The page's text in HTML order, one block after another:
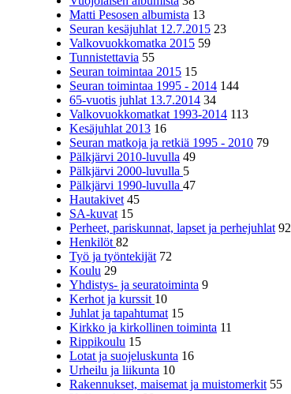
Matti Pesosen albumista 13
Seuran kesäjuhlat 12.7.2015 23
Valkovuokkomatka 2015 59
Tunnistettavia 55
Seuran toimintaa 2015 15
Seuran toimintaa 1995 - 2014 144
65-vuotis juhlat 13.7.2014 34
Valkovuokkomatkat 1993-2014 113
Kesäjuhlat 2013 16
Seuran matkoja ja retkiä 1995 - 2010 79
Pälkjärvi 2010-luvulla 49
Pälkjärvi 2000-luvulla 5
Pälkjärvi 1990-luvulla 47
Hautakivet 45
SA-kuvat 15
Perheet, pariskunnat, lapset ja perhejuhlat 92
Henkilöt 82
Työ ja työntekijät 72
Koulu 29
Yhdistys- ja seuratoiminta 9
Kerhot ja kurssit 10
Juhlat ja tapahtumat 15
Kirkko ja kirkollinen toiminta 11
Rippikoulu 15
Lotat ja suojeluskunta 16
Urheilu ja liikunta 10
Rakennukset, maisemat ja muistomerkit 55